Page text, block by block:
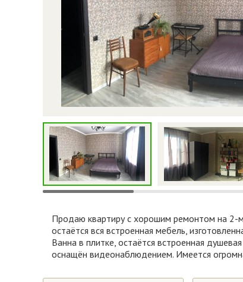
Продаю квартиру с хорошим ремонтом на 2-
остаётся вся встроенная мебель,
Ванна в плитке, остаётся встроенная
оснащён видеонаблюдением. Имеется